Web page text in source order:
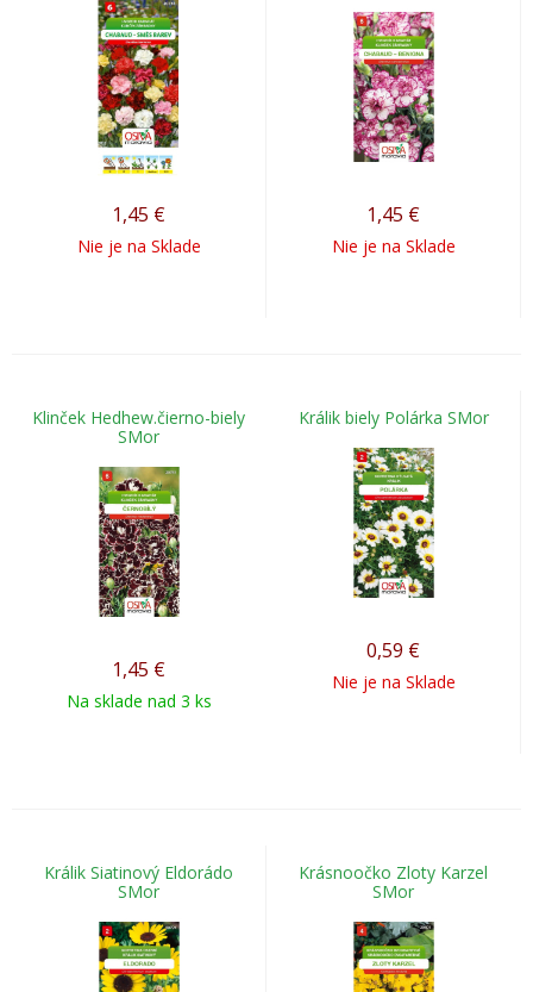
1,45 €
Nie je na Sklade
1,45 €
Nie je na Sklade
Klinček Hedhew.čierno-biely
SMor
1,45 €
Na sklade nad 3 ks
Králik biely Polárka SMor
0,59 €
Nie je na Sklade
Králik Siatinový Eldorádo
SMor
Krásnoočko Zloty Karzel
SMor